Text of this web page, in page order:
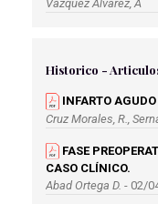
Vázquez Álvarez, A
ENFERMERÍA EN
SÍNDROME DE
ARTÍCULO DE
DURANTE EL
Historico -
INFARTO
Cruz Morales, R.,
FASE
CASO CLÍNICO.
Abad Ortega D. - 02/